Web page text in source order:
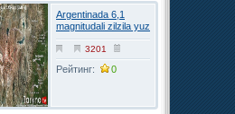
Argentinada 6,1
magnitudali zilzila yuz
berdi
3201
Рейтинг: 0